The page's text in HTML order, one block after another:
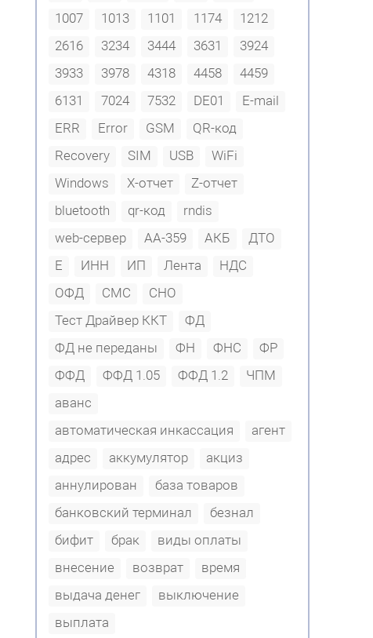
1007
1013 1101 1174
1212
2616
3234 3444 3631
3924
3933
3978 4318 4458
4459
6131
7024 7532 DE01
E-mail
ERR
Error GSM
QR-код
Recovery
SIM USB
WiFi
Windows
X-отчет
Z-отчет
bluetooth
qr-код
rndis
web-сервер
АА-359 АКБ
ДТО
Е
ИНН ИП Лента
НДС
ОФД
СМС
СНО
Тест Драйвер ККТ
ФД
ФД не переданы
ФН ФНС
ФР
ФФД
ФФД 1.05 ФФД 1.2
ЧПМ
аванс
автоматическая инкассация
агент
адрес
аккумулятор
акциз
аннулирован
база товаров
банковский терминал
безнал
бифит
брак
виды оплаты
внесение
возврат
время
выдача денег
выключение
выплата